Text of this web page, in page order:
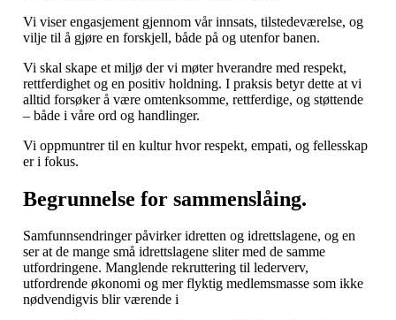
Vi viser engasjement gjennom vår innsats, tilstedeværelse, og
vilje til å gjøre en forskjell, både på og utenfor banen.
Vi skal skape et miljø der vi møter hverandre med respekt,
rettferdighet og en positiv holdning. I praksis betyr dette at vi
alltid forsøker å være omtenksomme, rettferdige, og støttende
– både i våre ord og handlinger.
Vi oppmuntrer til en kultur hvor respekt, empati, og fellesskap
er i fokus.
Begrunnelse for sammenslåing.
Samfunnsendringer påvirker idretten og idrettslagene, og en
ser at de mange små idrettslagene sliter med de samme
utfordringene. Manglende rekruttering til lederverv,
utfordrende økonomi og mer flyktig medlemsmasse som ikke
nødvendigvis blir værende i